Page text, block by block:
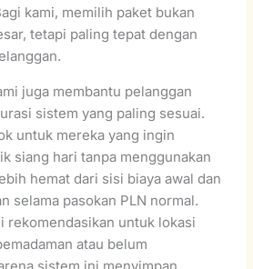
kami, memilih paket bukan
tetapi paling tepat dengan
juga membantu pelanggan
sistem yang paling sesuai.
untuk mereka yang ingin
siang hari tanpa menggunakan
hemat dari sisi biaya awal dan
selama pasokan PLN normal.
rekomendasikan untuk lokasi
atau belum
sistem ini menyimpan